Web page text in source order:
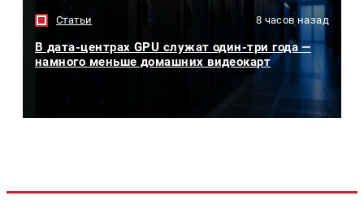
Статьи 8 часов назад
В дата-центрах GPU служат один-три года —
намного меньше домашних видеокарт